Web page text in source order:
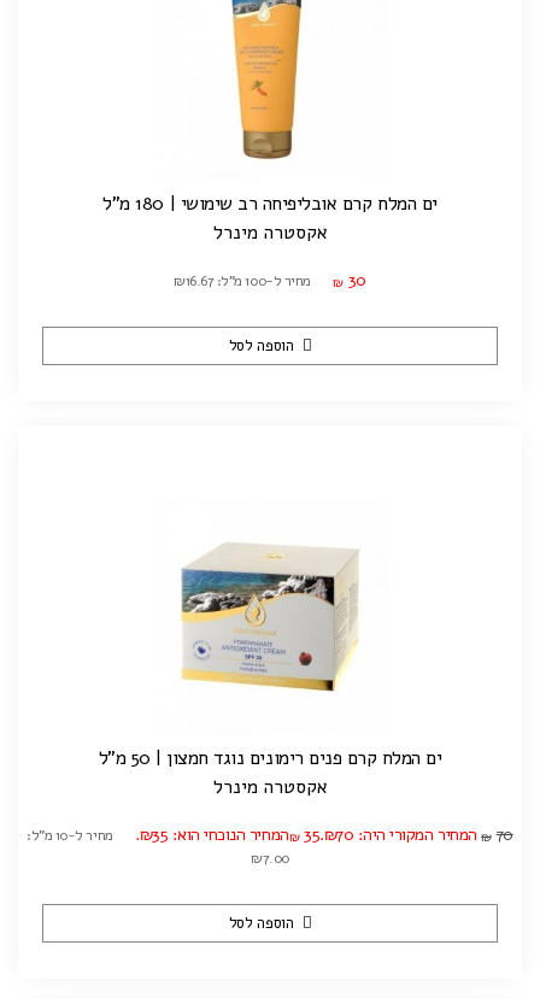
ים המלח קרם אובליפיחה רב שימושי | 180 מ"ל
אקסטרה מינרל
₪ 30 מחיר ל-100 מ"ל: ₪16.67
הוספה לסל
ים המלח קרם פנים רימונים נוגד חמצון | 50 מ"ל
אקסטרה מינרל
₪ 70 המחיר המקורי היה: ₪70. ₪ 35 המחיר הנוכחי הוא: ₪35.
מחיר ל-10 מ"ל:
₪7.00
הוספה לסל